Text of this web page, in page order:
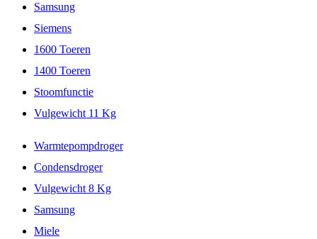
Samsung
Siemens
1600 Toeren
1400 Toeren
Stoomfunctie
Vulgewicht 11 Kg
Warmtepompdroger
Condensdroger
Vulgewicht 8 Kg
Samsung
Miele